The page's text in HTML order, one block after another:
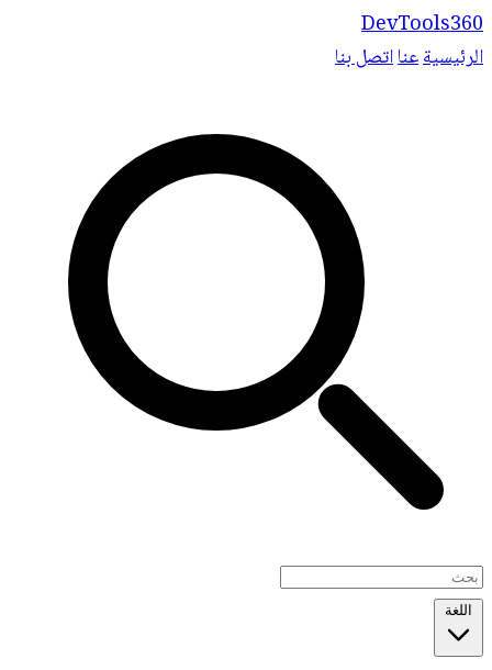
DevTools360
الرئيسيةعنااتصل بنا
اللغة